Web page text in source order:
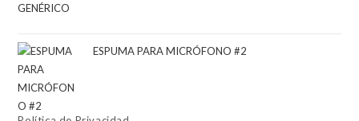
ESPUMA PARA MICRÓFONO #2